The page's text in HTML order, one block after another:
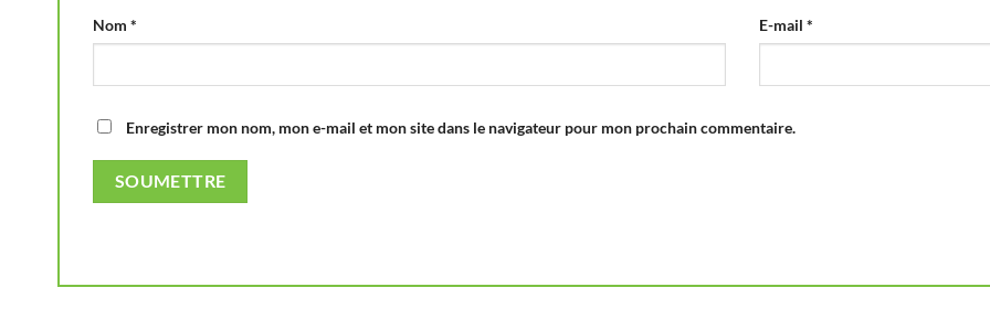
Nom * E-mail *
Enregistrer mon nom, mon e-mail et mon site dans le navigateur pour mon prochain commentaire.